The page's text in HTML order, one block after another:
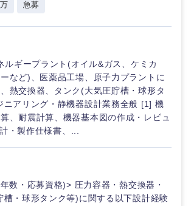
急募
ルギープラント(オイル&ガス、ケミカ
など)、医薬品工場、原子力プラントに
熱交換器、タンク(大気圧貯槽・球形タ
ニアリング・静機器設計業務全般 [1] 機
、耐震計算、機器基本図の作成・レビュ
・製作仕様書、...
数・応募資格)> 圧力容器・熱交換器・
槽・球形タンク等)に関する以下設計経験